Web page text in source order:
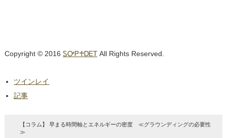
Copyright © 2016 ᏚᎤᏢ♰ᎠᎬᎢAll Rights Reserved.
ツインレイ
記事
【コラム】 早まる時間軸とエネルギーの密度 ≪グラウンディングの必要性
≫